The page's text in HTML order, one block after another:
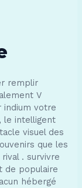
remplir
V
indium votre
le intelligent
visuel des
que les
. survivre
de populaire
hébergé